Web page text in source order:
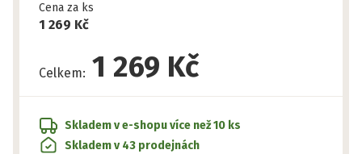
Cena za ks
1 269 Kč
Celkem: 1 269 Kč
Skladem v e-shopuvíce než 10 ks
Skladem v 43 prodejnách